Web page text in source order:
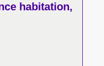
habitation,